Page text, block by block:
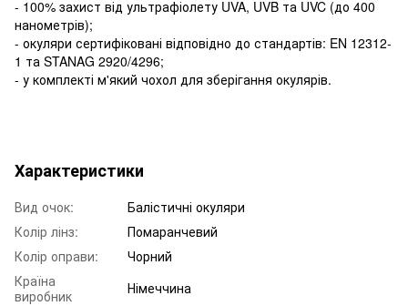
- 100% захист від ультрафіолету UVA, UVB та UVC (до 400
нанометрів);
- окуляри сертифіковані відповідно до стандартів: EN 12312-
1 та STANAG 2920/4296;
- у комплекті м'який чохол для зберігання окулярів.
Характеристики
Вид очок:
Балістичні окуляри
Колір лінз:
Помаранчевий
Колір оправи:
Чорний
Країна
виробник
Німеччина